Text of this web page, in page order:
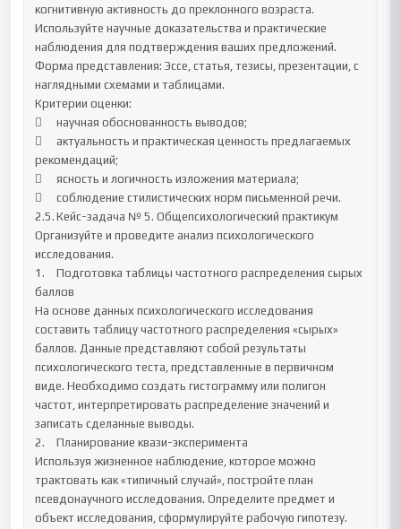
когнитивную активность до преклонного возраста.
Используйте научные доказательства и практические
наблюдения для подтверждения ваших предложений.
Форма представления: Эссе, статья, тезисы, презентации, с
наглядными схемами и таблицами.
Критерии оценки:
	научная обоснованность выводов;
	актуальность и практическая ценность предлагаемых
рекомендаций;
	ясность и логичность изложения материала;
	соблюдение стилистических норм письменной речи.
2.5.	Кейс-задача № 5. Общепсихологический практикум
Организуйте и проведите анализ психологического
исследования.
1.	Подготовка таблицы частотного распределения сырых
баллов
На основе данных психологического исследования
составить таблицу частотного распределения «сырых»
баллов. Данные представляют собой результаты
психологического теста, представленные в первичном
виде. Необходимо создать гистограмму или полигон
частот, интерпретировать распределение значений и
записать сделанные выводы.
2.	Планирование квази-эксперимента
Используя жизненное наблюдение, которое можно
трактовать как «типичный случай», постройте план
псевдонаучного исследования. Определите предмет и
объект исследования, сформулируйте рабочую гипотезу.